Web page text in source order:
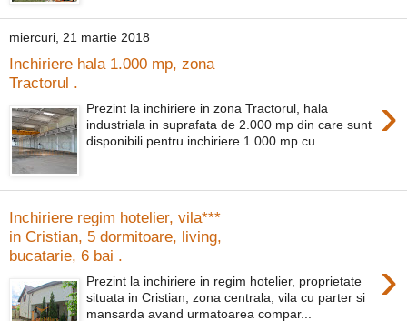
miercuri, 21 martie 2018
Inchiriere hala 1.000 mp, zona
Tractorul .
›
Prezint la inchiriere in zona Tractorul, hala
industriala in suprafata de 2.000 mp din care sunt
disponibili pentru inchiriere 1.000 mp cu ...
Inchiriere regim hotelier, vila***
in Cristian, 5 dormitoare, living,
bucatarie, 6 bai .
›
Prezint la inchiriere in regim hotelier, proprietate
situata in Cristian, zona centrala, vila cu parter si
mansarda avand urmatoarea compar...